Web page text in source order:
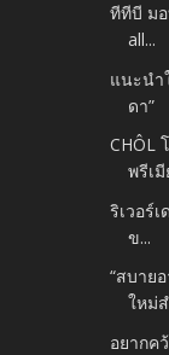
ทีทีบี ม
all...
แนะนำ
ดา”
CHÔL
พรีเมี
ริเวอร์
ข...
“สบาย
ใหม่
อยากค